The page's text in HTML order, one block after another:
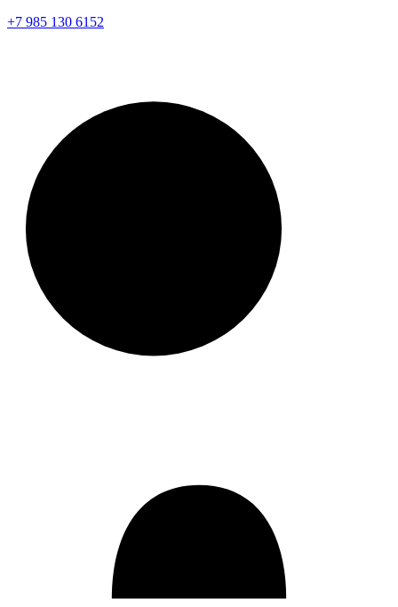
+7 985 130 6152